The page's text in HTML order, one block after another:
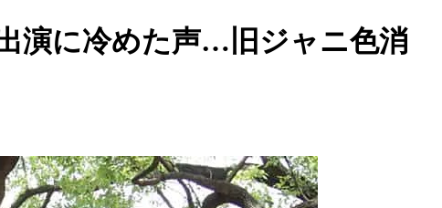
演に冷めた声…旧ジャニ色消